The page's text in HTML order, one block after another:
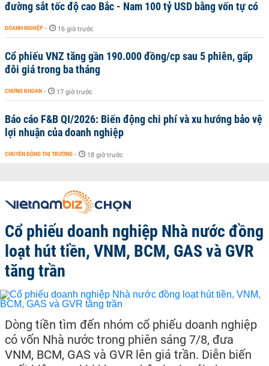
đường sắt tốc độ cao Bắc - Nam 100 tỷ USD bằng vốn tự có
DOANH NGHIỆP - 16 giờ trước
Cổ phiếu VNZ tăng gần 190.000 đồng/cp sau 5 phiên, gấp
đôi giá trong ba tháng
CHỨNG KHOÁN - 17 giờ trước
Báo cáo F&B QI/2026: Biến động chi phí và xu hướng bảo vệ
lợi nhuận của doanh nghiệp
CHUYỂN ĐỘNG THỊ TRƯỜNG - 18 giờ trước
Cổ phiếu doanh nghiệp Nhà nước đồng
loạt hút tiền, VNM, BCM, GAS và GVR
tăng trần
Dòng tiền tìm đến nhóm cổ phiếu doanh nghiệp
có vốn Nhà nước trong phiên sáng 7/8, đưa
VNM, BCM, GAS và GVR lên giá trần. Diễn biến